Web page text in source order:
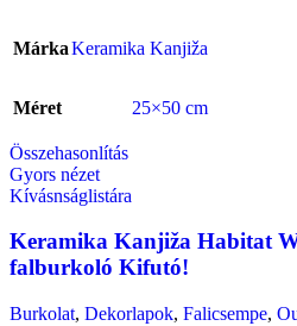
MárkaKeramika Kanjiža
Méret 25×50 cm
Összehasonlítás
Gyors nézet
Kívásnságlistára
Keramika Kanjiža Habitat
falburkoló Kifutó!
Burkolat, Dekorlapok, Falicsempe,